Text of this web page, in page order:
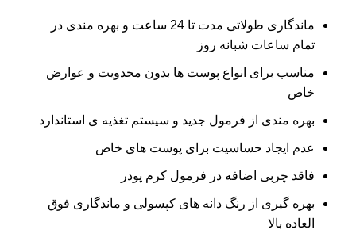
ماندگاری طولاتی مدت تا 24 ساعت و بهره مندی در
تمام ساعات شبانه روز
مناسب برای انواع پوست ها بدون محدویت و عوارض
خاص
بهره مندی از فرمول جدید و سیستم تغذیه ی استاندارد
عدم ایجاد حساسیت برای پوست های خاص
فاقد چربی اضافه در فرمول کرم پودر
بهره گیری از رنگ دانه های کپسولی و ماندگاری فوق
العاده بالا